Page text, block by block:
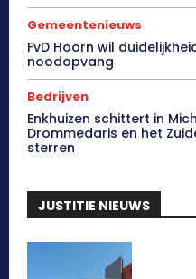
Gemeentenieuws
FvD Hoorn wil
noodopvang
Bedrijven
Enkhuizen schittert in
Drommedaris en het
sterren
JUSTITIE NIEUWS